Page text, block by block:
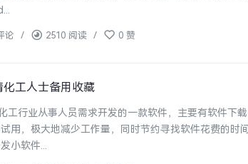
论 / 2510 阅读 / 0 赞
工人士备用收藏
工行业从事人员需求开发的一款软件，主要有软件下
用，极大地减少工作量，同时节约寻找软件花费的时
小软件...